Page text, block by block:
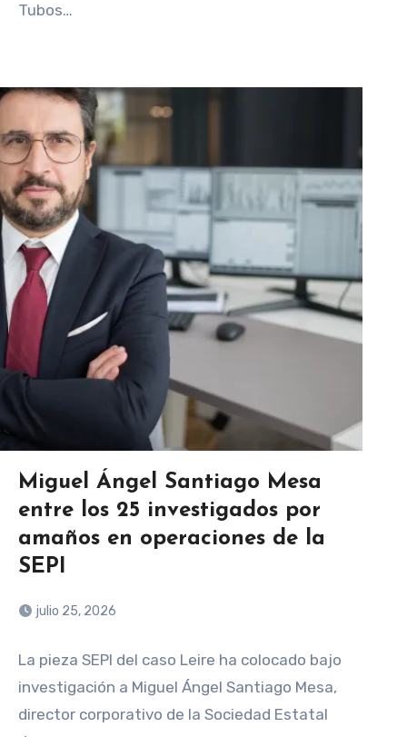
Tubos…
Miguel Ángel Santiago Mesa
entre los 25 investigados por
amaños en operaciones de la
SEPI
julio 25, 2026
La pieza SEPI del caso Leire ha colocado bajo
investigación a Miguel Ángel Santiago Mesa,
director corporativo de la Sociedad Estatal